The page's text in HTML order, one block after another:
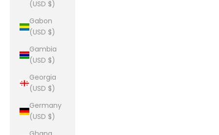
(USD $)
Gabon
(USD $)
Gambia
(USD $)
Georgia
(USD $)
Germany
(USD $)